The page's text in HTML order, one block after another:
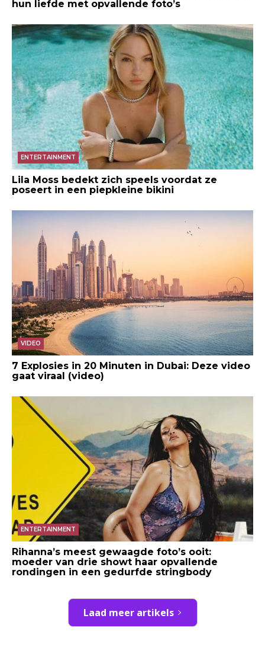
hun liefde met opvallende foto’s
ENTERTAINMENT
Lila Moss bedekt zich speels voordat ze
poseert in een piepkleine bikini
VIDEO
7 Explosies in 20 Minuten in Dubai: Deze video
gaat viraal (video)
ENTERTAINMENT
Rihanna’s meest gewaagde foto’s ooit:
moeder van drie showt haar opvallende
rondingen in een gedurfde stringbody
Laad meer artikels